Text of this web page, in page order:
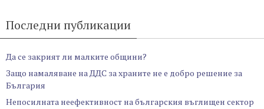
Последни публикации
Да се закрият ли малките общини?
Защо намаляване на ДДС за храните не е добро решение за
България
Непосилната неефективност на българския въглищен сектор